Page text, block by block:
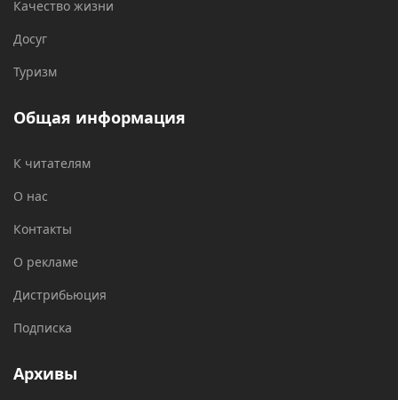
Качество жизни
Досуг
Туризм
Общая информация
К читателям
О нас
Контакты
О рекламе
Дистрибьюция
Подписка
Архивы